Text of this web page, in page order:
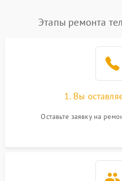
Этапы ремонта
1. Вы
Оставьте заявку на